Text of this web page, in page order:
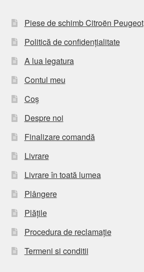
Piese de schimb Citroën Peugeot
Politică de confidențialitate
A lua legatura
Contul meu
Coș
Despre noi
Finalizare comandă
Livrare
Livrare în toată lumea
Plângere
Plățile
Procedura de reclamație
Termeni si conditii